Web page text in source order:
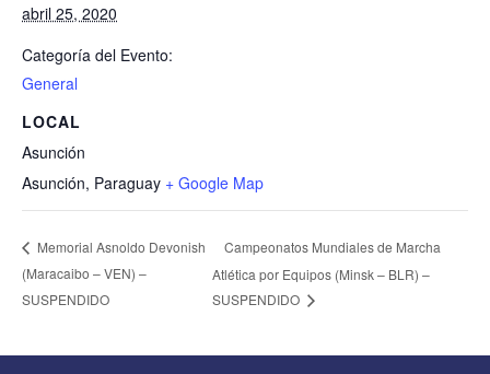
abril 25, 2020
Categoría del Evento:
General
LOCAL
Asunción
Asunción, Paraguay + Google Map
Memorial Asnoldo Devonish
(Maracaibo – VEN) –
SUSPENDIDO
Campeonatos Mundiales de Marcha
Atlética por Equipos (Minsk – BLR) –
SUSPENDIDO